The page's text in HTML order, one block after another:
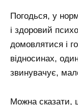
Погодься, у
і здоровий
домовлятися і
відносинах,
звинувачує,
Можна сказати,